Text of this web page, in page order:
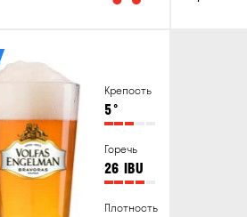
Крепость
5°
Горечь
26 IBU
Плотность